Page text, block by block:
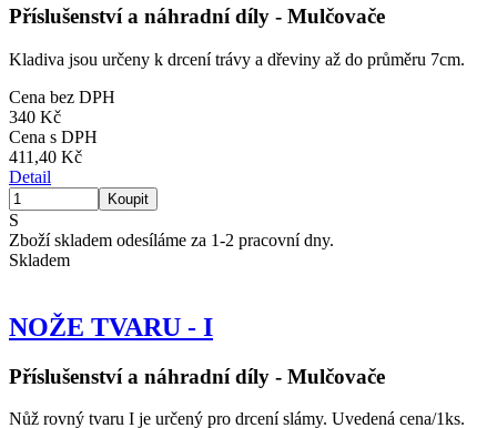
Příslušenství a náhradní díly - Mulčovače
Kladiva jsou určeny k drcení trávy a dřeviny až do průměru 7cm.
Cena bez DPH
340 Kč
Cena s DPH
411,40 Kč
Detail
S
Zboží skladem odesíláme za 1-2 pracovní dny.
Skladem
NOŽE TVARU - I
Příslušenství a náhradní díly - Mulčovače
Nůž rovný tvaru I je určený pro drcení slámy. Uvedená cena/1ks.